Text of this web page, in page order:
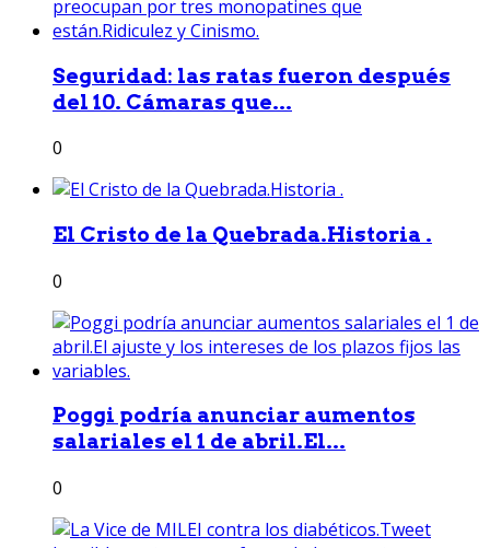
Seguridad: las ratas fueron después
del 10. Cámaras que...
0
El Cristo de la Quebrada.Historia .
0
Poggi podría anunciar aumentos
salariales el 1 de abril.El...
0